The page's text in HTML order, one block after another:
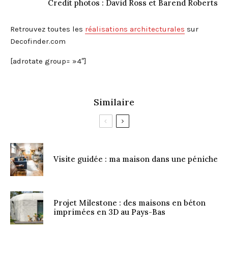
Credit photos : David Ross et Barend Roberts
Retrouvez toutes les réalisations architecturales sur
Decofinder.com
[adrotate group= »4″]
Similaire
Visite guidée : ma maison dans une péniche
Projet Milestone : des maisons en béton
imprimées en 3D au Pays-Bas